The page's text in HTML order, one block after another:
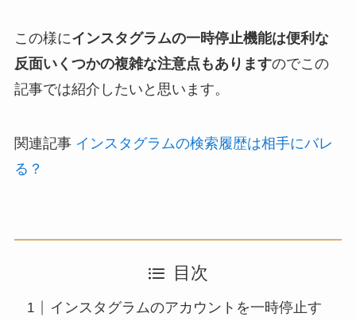
この様にインスタグラムの一時停止機能は便利な
反面いくつかの複雑な注意点もありますのでこの
記事では紹介したいと思います。
関連記事 インスタグラムの検索履歴は相手にバレ
る？
目次
インスタグラムのアカウントを一時停止す